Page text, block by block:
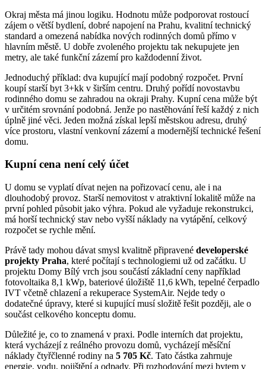
Okraj města má jinou logiku. Hodnotu může podporovat rostoucí
zájem o větší bydlení, dobré napojení na Prahu, kvalitní technický
standard a omezená nabídka nových rodinných domů přímo v
hlavním městě. U dobře zvoleného projektu tak nekupujete jen
metry, ale také funkční zázemí pro každodenní život.
Jednoduchý příklad: dva kupující mají podobný rozpočet. První
koupí starší byt 3+kk v širším centru. Druhý pořídí novostavbu
rodinného domu se zahradou na okraji Prahy. Kupní cena může být
v určitém srovnání podobná. Jenže po nastěhování řeší každý z nich
úplně jiné věci. Jeden možná získal lepší městskou adresu, druhý
více prostoru, vlastní venkovní zázemí a modernější technické řešení
domu.
Kupní cena není celý účet
U domu se vyplatí dívat nejen na pořizovací cenu, ale i na
dlouhodobý provoz. Starší nemovitost v atraktivní lokalitě může na
první pohled působit jako výhra. Pokud ale vyžaduje rekonstrukci,
má horší technický stav nebo vyšší náklady na vytápění, celkový
rozpočet se rychle mění.
Právě tady mohou dávat smysl kvalitně připravené developerské
projekty Praha, které počítají s technologiemi už od začátku. U
projektu Domy Bílý vrch jsou součástí základní ceny například
fotovoltaika 8,1 kWp, bateriové úložiště 11,6 kWh, tepelné čerpadlo
IVT včetně chlazení a rekuperace SystemAir. Nejde tedy o
dodatečné úpravy, které si kupující musí složitě řešit později, ale o
součást celkového konceptu domu.
Důležité je, co to znamená v praxi. Podle interních dat projektu,
která vycházejí z reálného provozu domů, vycházejí měsíční
náklady čtyřčlenné rodiny na 5 705 Kč. Tato částka zahrnuje
energie, vodu, pojištění a odpady. Při rozhodování mezi bytem v